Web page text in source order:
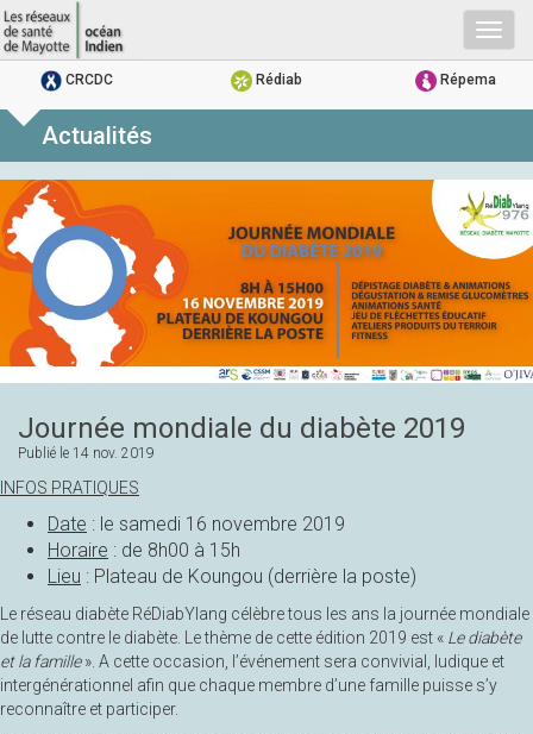
CRCDC Rédiab Répema
Actualités
Journée mondiale du diabète 2019
Publié le 14 nov. 2019
INFOS PRATIQUES
Date : le samedi 16 novembre 2019
Horaire : de 8h00 à 15h
Lieu : Plateau de Koungou (derrière la poste)
Le réseau diabète RéDiabYlang célèbre tous les ans la journée mondiale
de lutte contre le diabète. Le thème de cette édition 2019 est « Le diabète
et la famille». A cette occasion, l’événement sera convivial, ludique et
intergénérationnel afin que chaque membre d’une famille puisse s’y
reconnaître et participer.